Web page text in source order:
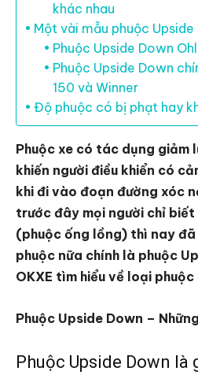
khác nhau
Một vài mẫu phuộc
Phuộc Upside Down
Phuộc Upside Down
150 và Winner
Độ phuộc có bị phạt hay
Phuộc xe có tác dụng giảm
khiến người điều khiển có
khi đi vào đoạn đường xóc
trước đây mọi người chỉ
(phuộc ống lồng) thì nay
phuộc nữa chính là phuộc
OKXE tìm hiểu về loại phuộc
Phuộc Upside Down –
Phuộc Upside Down là